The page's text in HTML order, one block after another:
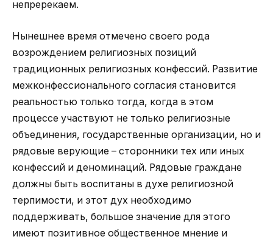
непререкаем.
Нынешнее время отмечено своего рода
возрождением религиозных позиций
традиционных религиозных конфессий. Развитие
межконфессионального согласия становится
реальностью только тогда, когда в этом
процессе участвуют не только религиозные
объединения, государственные организации, но и
рядовые верующие – сторонники тех или иных
конфессий и деноминаций. Рядовые граждане
должны быть воспитаны в духе религиозной
терпимости, и этот дух необходимо
поддерживать, большое значение для этого
имеют позитивное общественное мнение и